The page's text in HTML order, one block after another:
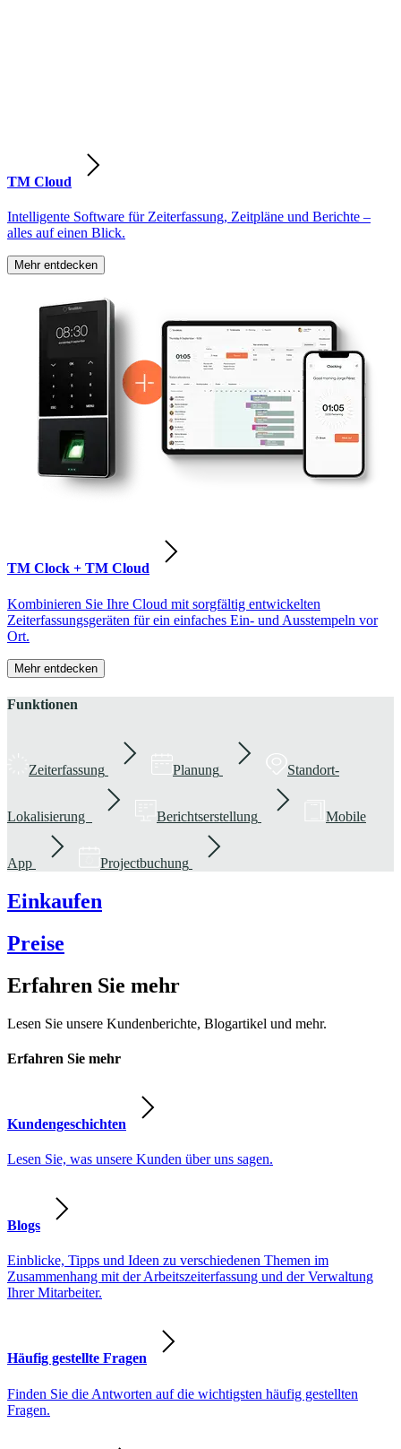
TM Cloud
Intelligente Software für Zeiterfassung, Zeitpläne und Berichte –
alles auf einen Blick.
Mehr entdecken
TM Clock + TM Cloud
Kombinieren Sie Ihre Cloud mit sorgfältig entwickelten
Zeiterfassungsgeräten für ein einfaches Ein- und Ausstempeln vor
Ort.
Mehr entdecken
Funktionen
Zeiterfassung Planung Standort-
Lokalisierung Berichtserstellung Mobile
App Projectbuchung
Einkaufen
Preise
Erfahren Sie mehr
Lesen Sie unsere Kundenberichte, Blogartikel und mehr.
Erfahren Sie mehr
Kundengeschichten
Lesen Sie, was unsere Kunden über uns sagen.
Blogs
Einblicke, Tipps und Ideen zu verschiedenen Themen im
Zusammenhang mit der Arbeitszeiterfassung und der Verwaltung
Ihrer Mitarbeiter.
Häufig gestellte Fragen
Finden Sie die Antworten auf die wichtigsten häufig gestellten
Fragen.